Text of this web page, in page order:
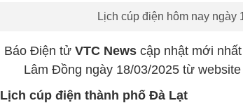
Lịch cúp điện hôm nay ngày
Báo Điện tử VTC Newscập nhật mới nhất
Lâm Đồng ngày 18/03/2025 từ
Lịch cúp điện thành phố Đà Lạt